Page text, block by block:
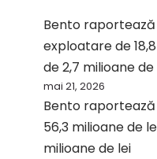
Bento raportează
exploatare de
de 2,7 milioane de
mai 21, 2026
Bento
56,3 milioane de
milioane de lei